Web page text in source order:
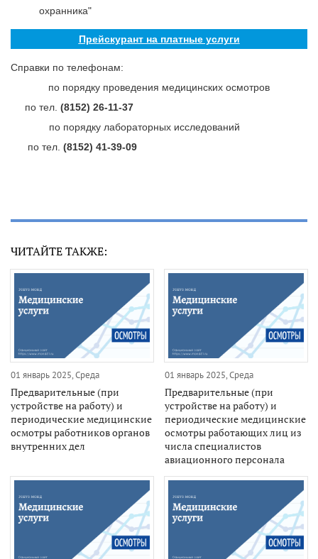
охранника"
Прейскурант на платные услуги
Справки по телефонам:
по порядку проведения медицинских осмотров
по тел. (8152) 26-11-37
по порядку лабораторных исследований
по тел. (8152) 41-39-09
ЧИТАЙТЕ ТАКЖЕ:
01 январь 2025, Среда
Предварительные (при
устройстве на работу) и
периодические медицинские
осмотры работников органов
внутренних дел
01 январь 2025, Среда
Предварительные (при
устройстве на работу) и
периодические медицинские
осмотры работающих лиц из
числа специалистов
авиационного персонала